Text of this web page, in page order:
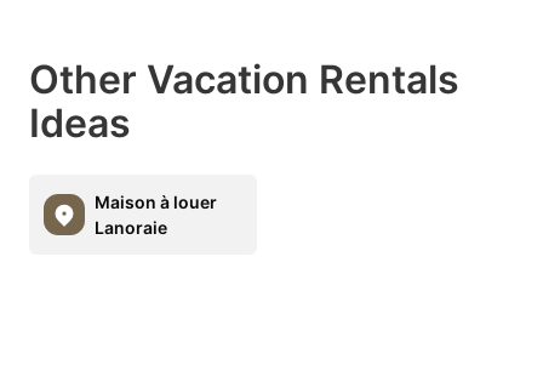
Other Vacation Rentals
Ideas
Maison à louer
Lanoraie